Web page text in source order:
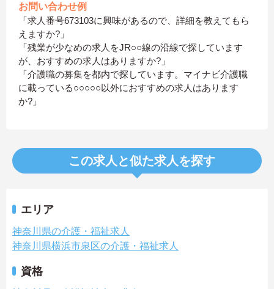
お問い合わせ例
「求人番号673103に興味があるので、詳細を教えてもら
えますか?」
「残業が少なめの求人をJR○○線の沿線で探しています
が、おすすめの求人はありますか?」
「介護職の募集を都内で探しています。マイナビ介護職
に載っている○○○○○以外におすすめの求人はあります
か?」
この求人と似た求人を探す
エリア
神奈川県の介護・福祉求人
神奈川県横浜市泉区の介護・福祉求人
資格